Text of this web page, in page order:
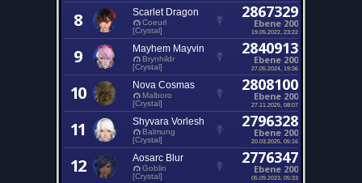
8 Scarlet Dragon
Coeurl
[Crystal]
2867329
Ebene 200
19.05.2022, 23:22
9 Mayhem Mayvin
Brynhildr
[Crystal]
2840913
Ebene 200
27.05.2024, 19:36
10 Nova Cosmas
Malboro
[Crystal]
2808100
Ebene 200
27.11.2025, 08:07
11 Shyvara Vorlesh
Balmung
[Crystal]
2796328
Ebene 200
20.03.2025, 05:16
12 Aosarc Blur
Goblin
[Crystal]
2776347
Ebene 200
05.09.2023, 05:33